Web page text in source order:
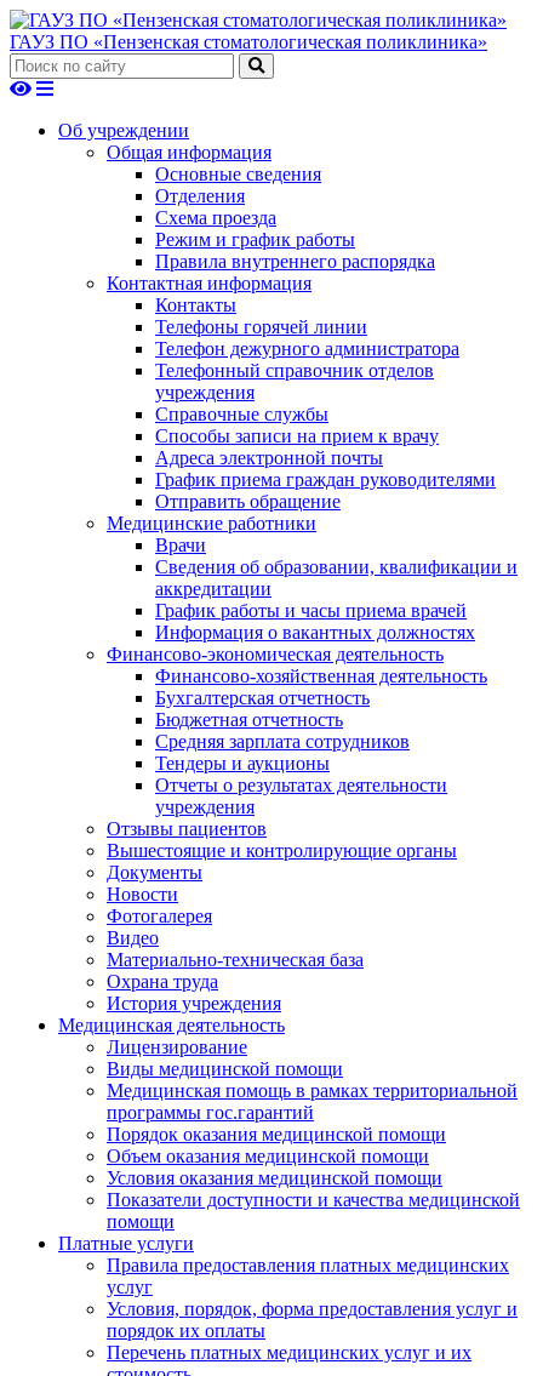
ГАУЗ ПО «Пензенская стоматологическая поликлиника»
Об учреждении
Общая информация
Основные сведения
Отделения
Схема проезда
Режим и график работы
Правила внутреннего распорядка
Контактная информация
Контакты
Телефоны горячей линии
Телефон дежурного администратора
Телефонный справочник отделов
учреждения
Справочные службы
Способы записи на прием к врачу
Адреса электронной почты
График приема граждан руководителями
Отправить обращение
Медицинские работники
Врачи
Сведения об образовании, квалификации и
аккредитации
График работы и часы приема врачей
Информация о вакантных должностях
Финансово-экономическая деятельность
Финансово-хозяйственная деятельность
Бухгалтерская отчетность
Бюджетная отчетность
Средняя зарплата сотрудников
Тендеры и аукционы
Отчеты о результатах деятельности
учреждения
Отзывы пациентов
Вышестоящие и контролирующие органы
Документы
Новости
Фотогалерея
Видео
Материально-техническая база
Охрана труда
История учреждения
Медицинская деятельность
Лицензирование
Виды медицинской помощи
Медицинская помощь в рамках территориальной
программы гос.гарантий
Порядок оказания медицинской помощи
Объем оказания медицинской помощи
Условия оказания медицинской помощи
Показатели доступности и качества медицинской
помощи
Платные услуги
Правила предоставления платных медицинских
услуг
Условия, порядок, форма предоставления услуг и
порядок их оплаты
Перечень платных медицинских услуг и их